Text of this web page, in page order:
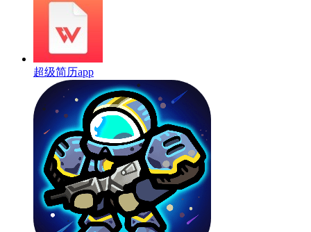
超级简历app